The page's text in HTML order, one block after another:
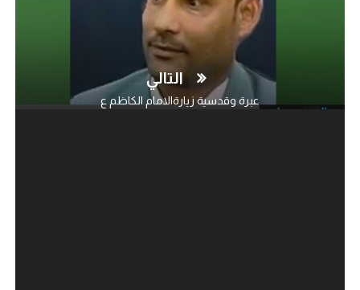
التالي
عبرة وقدسية زيارةالامام الكاظم ع